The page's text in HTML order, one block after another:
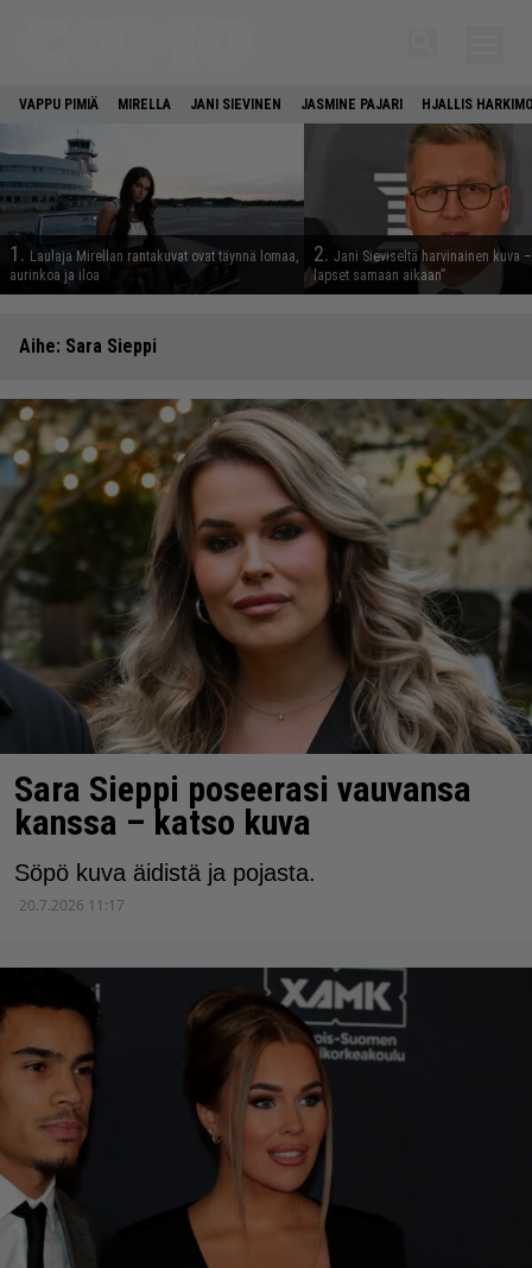
VAPPU PIMIÄ MIRELLA JANI SIEVINEN JASMINE PAJARI HJALLIS
1. Laulaja Mirellan rantakuvat ovat täynnä lomaa,
aurinkoa ja iloa
2. Jani Sieviseltä harvinainen kuva
lapset samaan aikaan”
Aihe: Sara Sieppi
Sara Sieppi poseerasi vauvansa
kanssa – katso kuva
Söpö kuva äidistä ja pojasta.
20.7.2026 11:17